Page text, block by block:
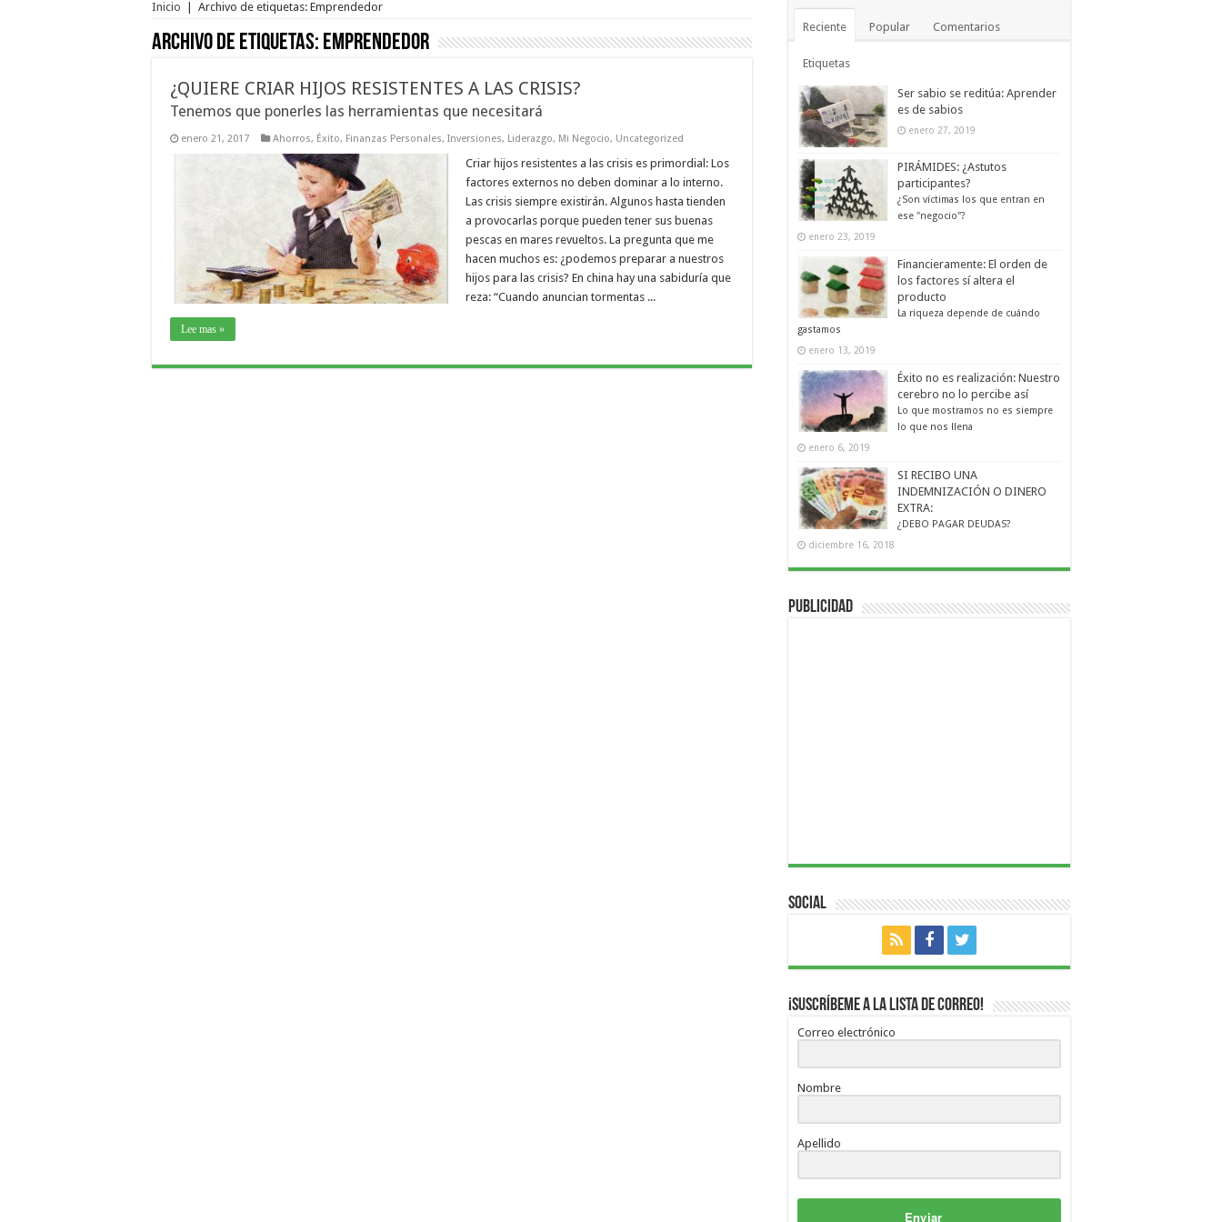
Inicio Archivo de etiquetas: Emprendedor
Archivo de etiquetas: Emprendedor
¿QUIERE CRIAR HIJOS RESISTENTES A LAS CRISIS?
Tenemos que ponerles las herramientas que necesitará
enero 21, 2017 Ahorros, Éxito, Finanzas Personales, Inversiones, Liderazgo, Mi Negocio, Uncategorized
Criar hijos resistentes a las crisis es primordial: Los
factores externos no deben dominar a lo interno.
Las crisis siempre existirán. Algunos hasta tienden
a provocarlas porque pueden tener sus buenas
pescas en mares revueltos. La pregunta que me
hacen muchos es: ¿podemos preparar a nuestros
hijos para las crisis? En china hay una sabiduría que
reza: “Cuando anuncian tormentas ...
Lee mas »
Reciente Popular Comentarios
Etiquetas
Ser sabio se reditúa: Aprender
es de sabios
enero 27, 2019
PIRÁMIDES: ¿Astutos
participantes?
¿Son víctimas los que entran en
ese "negocio"?
enero 23, 2019
Financieramente: El orden de
los factores sí altera el
producto
La riqueza depende de cuándo
gastamos
enero 13, 2019
Éxito no es realización: Nuestro
cerebro no lo percibe así
Lo que mostramos no es siempre
lo que nos llena
enero 6, 2019
SI RECIBO UNA
INDEMNIZACIÓN O DINERO
EXTRA:
¿DEBO PAGAR DEUDAS?
diciembre 16, 2018
Publicidad
Social
¡Suscríbeme a la lista de correo!
Correo electrónico
Nombre
Apellido